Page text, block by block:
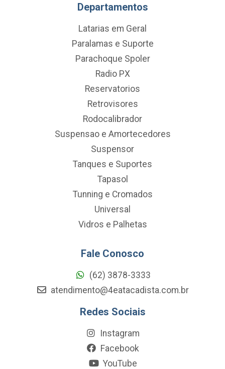
Departamentos
Latarias em Geral
Paralamas e Suporte
Parachoque Spoler
Radio PX
Reservatorios
Retrovisores
Rodocalibrador
Suspensao e Amortecedores
Suspensor
Tanques e Suportes
Tapasol
Tunning e Cromados
Universal
Vidros e Palhetas
Fale Conosco
(62) 3878-3333
atendimento@4eatacadista.com.br
Redes Sociais
Instagram
Facebook
YouTube